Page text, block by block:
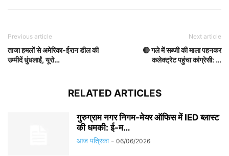
Previous article
ताजा हमलों से अमेरिका-ईरान डील की
उम्मीदें धुंधलाईं, यूरो…
Next article
🔴 गले में सब्जी की माला पहनकर
कलेक्ट्रेट पहुंचा कांग्रेसी: …
RELATED ARTICLES
गुरुग्राम नगर निगम-मेयर ऑफिस में IED ब्लास्ट
की धमकी: ई-म…
आज पत्रिका - 06/06/2026